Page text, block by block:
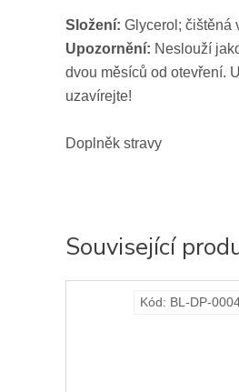
Související
Kód: BL-DP-
Složení: Glycerol; čištěná
Upozornění: Neslouží
dvou měsíců od otevření.
uzavírejte!
Doplněk stravy